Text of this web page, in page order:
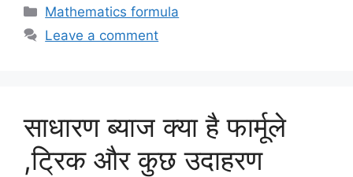
Categories
Mathematics formula
Leave a comment
साधारण ब्याज क्या है फार्मूले
,ट्रिक और कुछ उदाहरण